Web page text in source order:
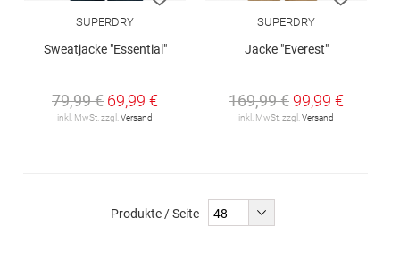
SUPERDRY
Sweatjacke "Essential"
79,99 € 69,99 €
inkl. MwSt. zzgl.Versand
SUPERDRY
Jacke "Everest"
169,99 € 99,99 €
inkl. MwSt. zzgl.Versand
Produkte / Seite